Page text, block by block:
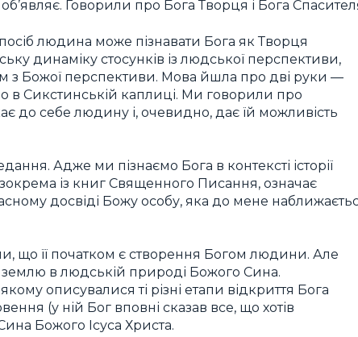
Говорили про Бога Творця і Бога
людина може пізнавати Бога як Творця
динаміку стосунків із людської перспективи,
з Божої перспективи. Мова йшла про дві руки —
в Сикстинській каплиці. Ми говорили про
до себе людину і, очевидно, дає їй можливість
Адже ми пізнаємо Бога в контексті історії
із книг Священного Писання, означає
досвіді Божу особу, яка до мене
що її початком є створення Богом людини. Але
в людській природі Божого Сина.
описувалися ті різні етапи відкриття Бога
(у ній Бог вповні сказав все, що хотів
Божого Ісуса Христа.